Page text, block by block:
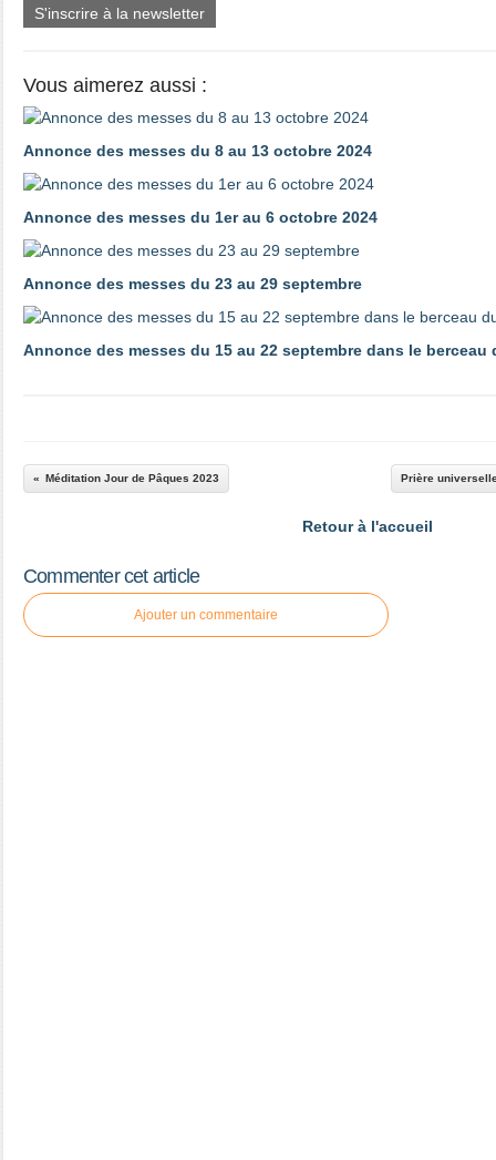
S'inscrire à la newsletter
Vous aimerez aussi :
Annonce des messes du 8 au 13 octobre 2024
Annonce des messes du 1er au 6 octobre 2024
Annonce des messes du 23 au 29 septembre
Annonce des messes du 15 au 22 septembre dans le berceau
Méditation Jour de Pâques 2023 Prière
Retour à l'accueil
Commenter cet article
Ajouter un commentaire